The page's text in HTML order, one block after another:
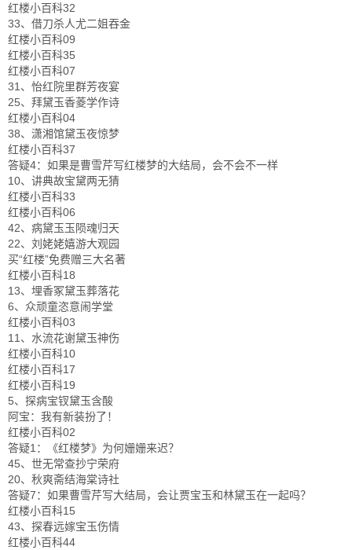
红楼小百科32
33、借刀杀人尤二姐吞金
红楼小百科09
红楼小百科35
红楼小百科07
31、怡红院里群芳夜宴
25、拜黛玉香菱学作诗
红楼小百科04
38、潇湘馆黛玉夜惊梦
红楼小百科37
答疑4：如果是曹雪芹写红楼梦的大结局，会不会不一样
10、讲典故宝黛两无猜
红楼小百科33
红楼小百科06
42、病黛玉玉陨魂归天
22、刘姥姥嬉游大观园
买“红楼”免费赠三大名著
红楼小百科18
13、埋香冢黛玉葬落花
6、众顽童恣意闹学堂
红楼小百科03
11、水流花谢黛玉神伤
红楼小百科10
红楼小百科17
红楼小百科19
5、探病宝钗黛玉含酸
阿宝：我有新装扮了！
红楼小百科02
答疑1：《红楼梦》为何姗姗来迟？
45、世无常查抄宁荣府
20、秋爽斋结海棠诗社
答疑7：如果曹雪芹写大结局，会让贾宝玉和林黛玉在一起吗？
红楼小百科15
43、探春远嫁宝玉伤情
红楼小百科44